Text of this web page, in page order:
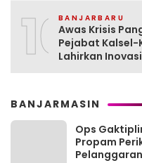
10BANJARBARU
Awas Krisis
Pejabat
Lahirkan
BANJARMASIN
Ops
Propam
Pelanggaran